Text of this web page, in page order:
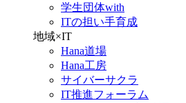
学生団体with
ITの担い手育成
地域×IT
Hana道場
Hana工房
サイバーサクラ
IT推進フォーラム